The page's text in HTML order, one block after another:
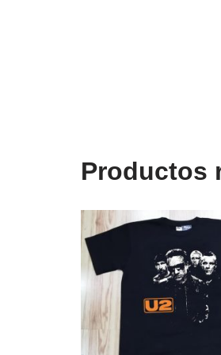
Productos